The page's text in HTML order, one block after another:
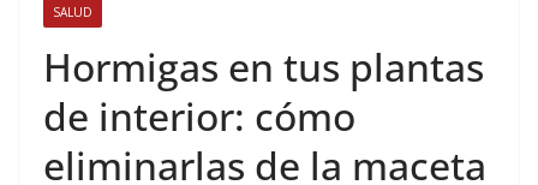
SALUD
Hormigas en tus plantas
de interior: cómo
eliminarlas de la maceta